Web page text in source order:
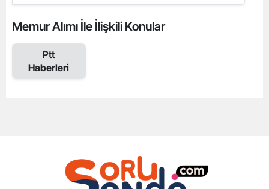
Memur Alımı İle İlişkili Konular
Ptt
Haberleri